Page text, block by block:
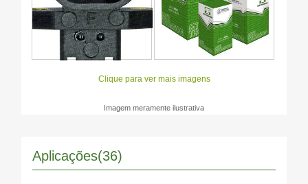
Clique para ver mais imagens
Imagem meramente ilustrativa
Aplicações(36)